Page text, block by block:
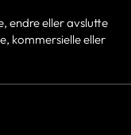
endre eller avslutte
kommersielle eller